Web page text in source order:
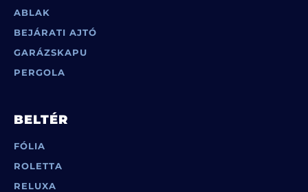
ABLAK
BEJÁRATI AJTÓ
GARÁZSKAPU
PERGOLA
BELTÉR
FÓLIA
ROLETTA
RELUXA